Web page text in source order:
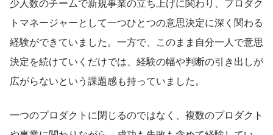
トマネージャーとして一つひとつの意思決定に深く関わる
経験ができていました。一方で、このまま自分一人で意思
決定を続けていくだけでは、経験の幅や判断の引き出しが
広がらないという課題感も持っていました。
一つのプロダクトに閉じるのではなく、複数のプロダクト